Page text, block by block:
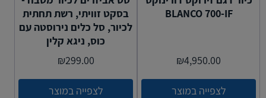
BLANCO 700-IF
₪4,950.00
לצפייה במוצר
בסקט זוויתי, רשת תחתית
לכיור, סל כלים נירוסטה עם
כוס, ניגא קלין
₪299.00
לצפייה במוצר